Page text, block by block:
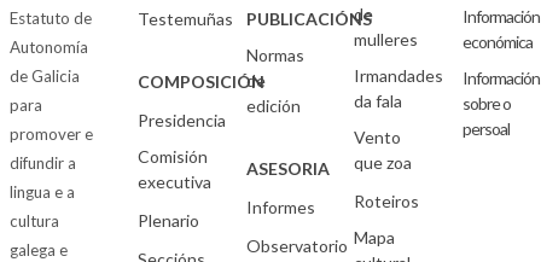
Estatuto de
Autonomía
de Galicia
para
promover e
difundir a
lingua e a
cultura
galega e
Testemuñas
COMPOSICIÓN
Presidencia
Comisión
executiva
Plenario
PUBLICACIÓNS
Normas
de
edición
ASESORIA
Informes
Observatorio
de
mulleres
Irmandades
da fala
Vento
que zoa
Roteiros
Mapa
Información
económica
Información
sobre o
persoal